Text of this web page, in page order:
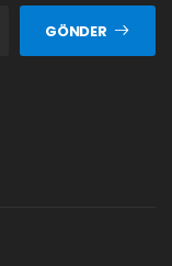
GÖNDER